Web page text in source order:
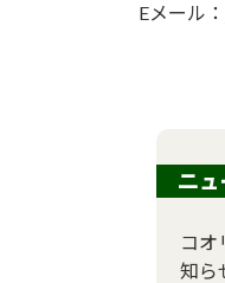
Eメール：
コオ
知ら